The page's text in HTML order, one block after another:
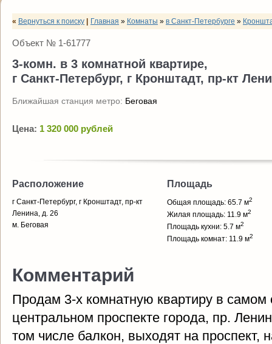
« Вернуться к поиску Главная » Комнаты » в Санкт-Петербурге »
Объект № 1-61777
3-комн. в 3 комнатной квартире,
г Санкт-Петербург, г Кронштадт, пр-кт
Ближайшая станция метро: Беговая
Цена: 1 320 000 рублей
Расположение
г Санкт-Петербург, г Кронштадт, пр-кт
Ленина, д. 26
м. Беговая
Площадь
Общая площадь: 65.7 м2
Жилая площадь: 11.9 м2
Площадь кухни: 5.7 м2
Площадь комнат: 11.9 м2
Комментарий
Продам 3-х комнатную квартиру в
центральном проспекте города, пр.
том числе балкон, выходят на